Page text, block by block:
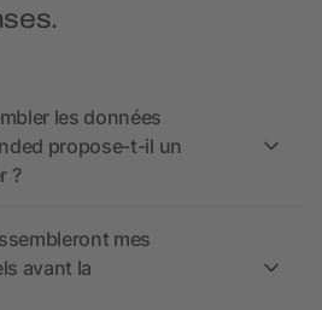
les données
propose-t-il un
?
mes
avant la